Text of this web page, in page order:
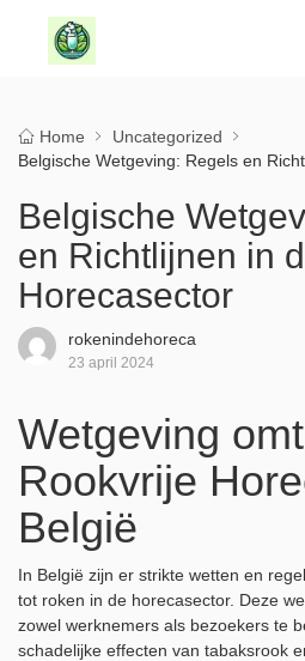
Home
Uncategorized
Belgische Wetgeving: Regels en
Belgische
en Richtlijnen in
Horecasector
rokenindehoreca
23 april 2024
Wetgeving
Rookvrije
België
In België zijn er strikte wetten en
tot roken in de horecasector. Deze
zowel werknemers als bezoekers te
schadelijke effecten van tabaksrook